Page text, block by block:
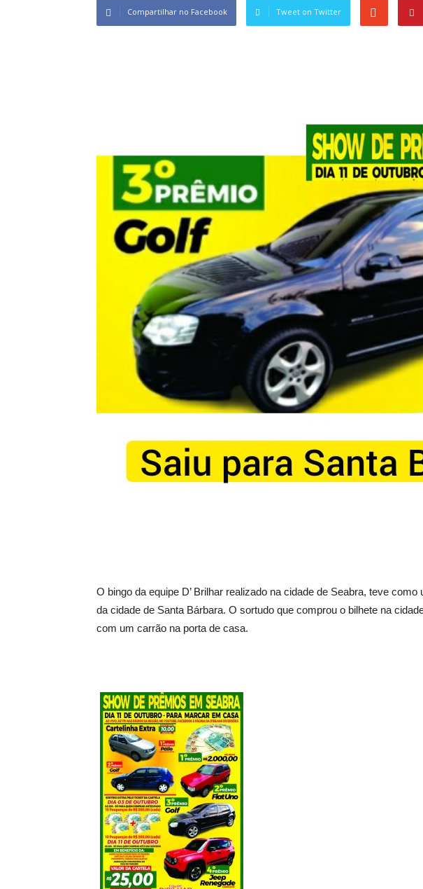
Compartilhar no Facebook Tweet on Twitter
O bingo da equipe D’ Brilhar realizado na cidade de Seabra, teve
da cidade de Santa Bárbara. O sortudo que comprou o bilhete na
com um carrão na porta de casa.